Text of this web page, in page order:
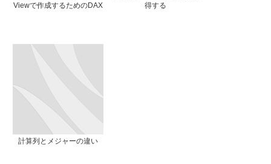
Viewで作成するためのDAX
得する
計算列とメジャーの違い